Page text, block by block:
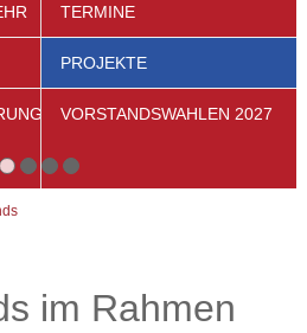
TERMINE
PROJEKTE
VORSTANDSWAHLEN 2027
im Rahmen